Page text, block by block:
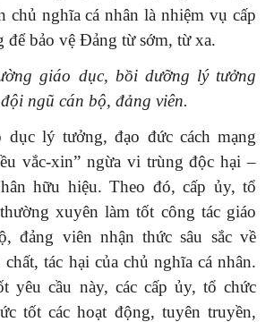
chủ nghĩa cá nhân là nhiệm vụ cấp
để bảo vệ Đảng từ sớm, từ xa.
giáo dục, bồi dưỡng lý tưởng
ngũ cán bộ, đảng viên.
dục lý tưởng, đạo đức cách mạng
vắc-xin” ngừa vi trùng độc hại –
hữu hiệu. Theo đó, cấp ủy, tổ
xuyên làm tốt công tác giáo
đảng viên nhận thức sâu sắc về
tác hại của chủ nghĩa cá nhân.
yêu cầu này, các cấp ủy, tổ chức
tốt các hoạt động, tuyên truyền,